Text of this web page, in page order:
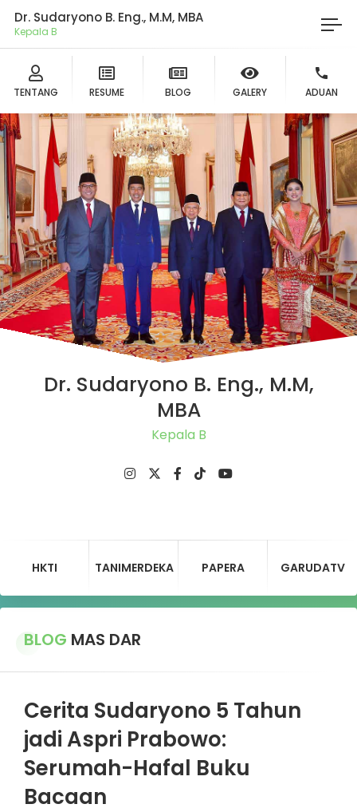
Dr. Sudaryono B. Eng., M.M, MBA
Ket
TENTANG RESUME BLOG GALERY ADUAN
Dr. Sudaryono B. Eng., M.M,
MBA
Ketu
HKTI TANIMERDEKA PAPERA GARUDATV
BLOG MAS DAR
Cerita Sudaryono 5 Tahun
jadi Aspri Prabowo:
Serumah-Hafal Buku
Bacaan